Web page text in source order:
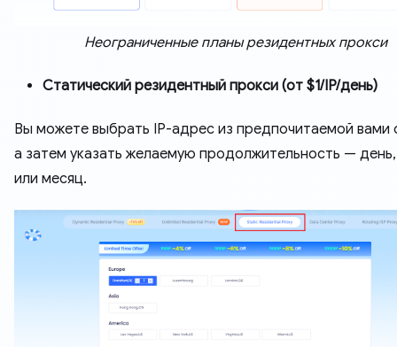
Неограниченные планы резидентных прокси
Статический резидентный прокси (от $1/IP/день)
Вы можете выбрать IP-адрес из предпочитаемой вами
а затем указать желаемую продолжительность —
или месяц.